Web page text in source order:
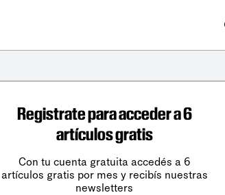
Registrate para acceder a 6
artículos gratis
Con tu cuenta gratuita accedés a 6
artículos gratis por mes y recibís nuestras
newsletters